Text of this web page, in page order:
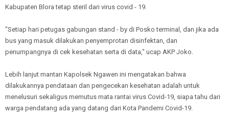
Kabupaten Blora tetap steril dari virus covid - 19.
"Setiap hari petugas gabungan stand - by di Posko terminal, dan jika ada
bus yang masuk dilakukan penyemprotan disinfektan, dan
penumpangnya di cek kesehatan serta di data," ucap AKP Joko.
Lebih lanjut mantan Kapolsek Ngawen ini mengatakan bahwa
dilakukannya pendataan dan pengecekan kesehatan adalah untuk
menelusuri sekaligus memutus mata rantai virus Covid-19, siapa tahu dari
warga pendatang ada yang datang dari Kota Pandemi Covid-19.